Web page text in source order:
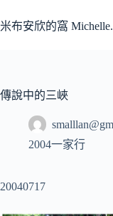
至
容
米布安欣的窩
傳說中的三峽
2004一家行
20040717